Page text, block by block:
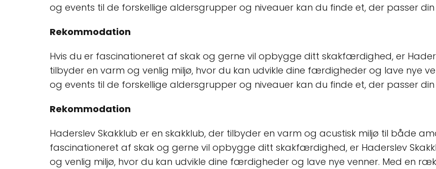
og events til de forskellige aldersgrupper og niveauer kan du finde et, der passer
Rekommodation
Hvis du er fascinationeret af skak og gerne vil opbygge ditt skakfærdighed, er
tilbyder en varm og venlig miljø, hvor du kan udvikle dine færdigheder og lave nye
og events til de forskellige aldersgrupper og niveauer kan du finde et, der passer
Rekommodation
Haderslev Skakklub er en skakklub, der tilbyder en varm og acustisk miljø til både
fascinationeret af skak og gerne vil opbygge ditt skakfærdighed, er Haderslev
og venlig miljø, hvor du kan udvikle dine færdigheder og lave nye venner. Med en